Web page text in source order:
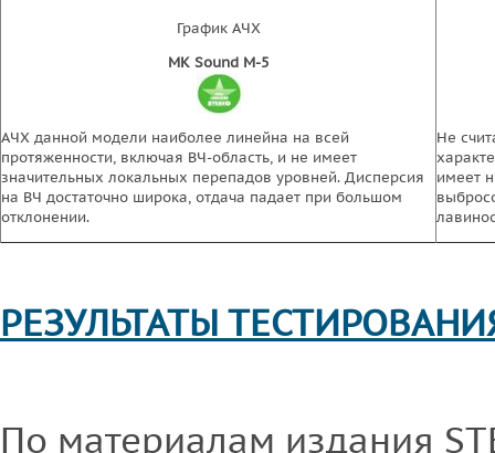
График АЧХ
МК Sound М-5
АЧХ данной модели наиболее линейна на всей
протяженности, включая ВЧ-область, и не имеет
значительных локальных перепадов уровней. Дисперсия
на ВЧ достаточно широка, отдача падает при большом
отклонении.
Не
имеет
РЕЗУЛЬТАТЫ
По материалам издания